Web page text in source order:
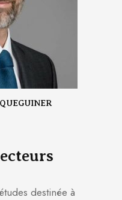
destinée à